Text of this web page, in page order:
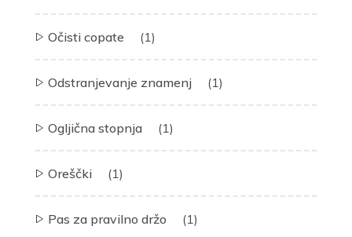
Očisti copate (1)
Odstranjevanje znamenj (1)
Ogljična stopnja (1)
Oreščki (1)
Pas za pravilno držo (1)